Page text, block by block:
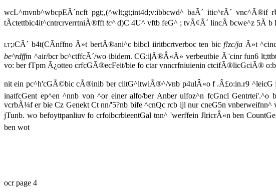
wcL^mvnb^wbcpEÃ´ncft pgt;,(^wlt;gt;int4d;v:ibbcwd^ baÃ´ itic^rÃ´
tÃctettbic4it^cntrcrverrtniÃ®fft tc^d)C 4U^ vftb feG^ ; tvÃ¢Ã´ lincÃ bcwe^z 5Ã
lt;jCÃ´ b4t(CÃnffno Ã»t bertÃ®ani^c bibcl iiritbcrtverboc ten bicf!zc/ja Ã»t
be^rdffm ^air/bcr bc^ctffcÃ´/wo ibidem. CG:i|Ã®Â«Ã» verbeutbie Ã¨cinr fun6
vo: ber fTpm Ã¿otteo crfcGÃ®ecFeit/bie fo ctar vnncrfniuienin ctcifÃ®licGciÃ®
nit ein pc^h'cGÃ©bic cÃ®inib ber ciitG^ltwiÃ®^/vnb p4ulÂ«o f .Â£o:in.r9 ^leicG
inatfcGent ep^en ^nnb von ^or einer alfo/ber Anber ulfoz^n fcGncl
vcrbÃ¼f er bie Cz Genekt Ct nn/'5?nb bife ^cnQc rcb ijl nur cneG5n
jTunb. wo befoyttpanliuv fo crfoibcrbieentGal tnn^ 'werffein JlricrÂ«n ben
ben wot
ocr page 4